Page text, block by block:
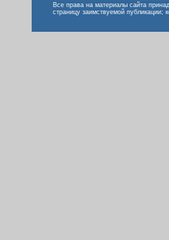
Все права на материалы сайта
страницу заимствуемой публикации;